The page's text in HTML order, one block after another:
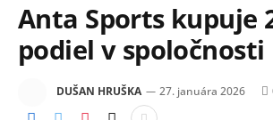
Anta Sports kupuje
podiel v spoločnosti
DUŠAN HRUŠKA 27. januára 2026